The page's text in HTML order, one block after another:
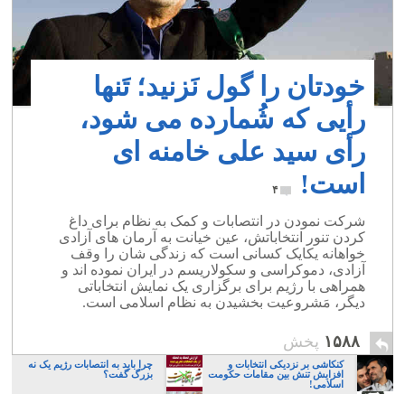
خودتان را گول نَزنید؛ تَنها
رأیی که شُمارده می شود،
رأی سید علی خامنه ای
است!
۴
شرکت نمودن در انتصابات و کمک به نظام برای داغ
کردن تنور انتخاباتش، عین خیانت به آرمان های آزادی
خواهانه یکایک کسانی است که زندگی شان را وقف
آزادی، دموکراسی و سکولاریسم در ایران نموده اند و
همراهی با رژیم برای برگزاری یک نمایش انتخاباتی
دیگر، مَشروعیت بخشیدن به نظام اسلامی است.
۱۵۸۸ پخش
کنکاشی بر نزديكی انتخابات و
افزايش تنش بين مقامات حکومت
اسلامی!
چرا باید به انتصابات رژیم یک نه
بزرگ گفت؟